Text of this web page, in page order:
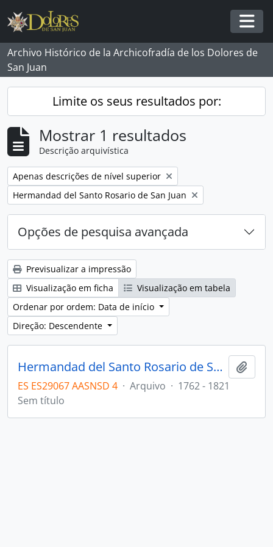
Skip to main content
Archivo Histórico de la Archicofradía de los Dolores de
San Juan
Limite os seus resultados por:
Mostrar 1 resultados
Descrição arquivística
Remover filtro:
Apenas descrições de nível superior
Remover filtro:
Hermandad del Santo Rosario de San Juan
Opções de pesquisa avançada
Previsualizar a impressão
Visualização em ficha
Visualização em tabela
Ordenar por ordem: Data de início
Direção: Descendente
Hermandad del Santo Rosario de San Juan
ES ES29067 AASNSD 4 · Arquivo · 1762 - 1821
Sem título